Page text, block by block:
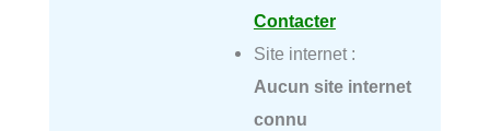
Contacter
Site internet :
Aucun site internet
connu